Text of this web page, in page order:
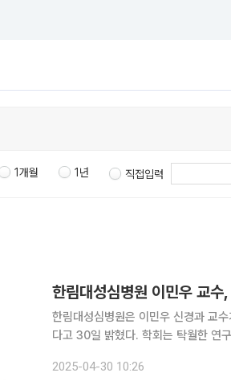
1개월 1년 직접입력
한림대성심병원 이민우 교수
한림대성심병원은 이민우 신경과 교
다고 30일 밝혔다.​ 학회는 탁월한 연구 업적을 이룬 40세 이하 연구자 한 명에게 매년 상을 수여한
로 게재했다. 뇌졸중 후 인지장애 및
2025-04-30 10:26